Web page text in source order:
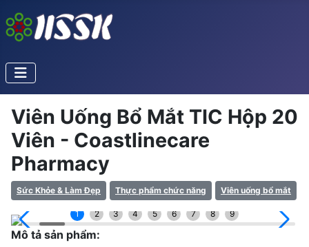
Viên Uống Bổ Mắt TIC Hộp 20
Viên - Coastlinecare
Pharmacy
Sức Khỏe & Làm Đẹp Thực phẩm chức năng Viên uống bổ mắt
1 2 3 4 5 6 7 8 9
Mô tả sản phẩm: